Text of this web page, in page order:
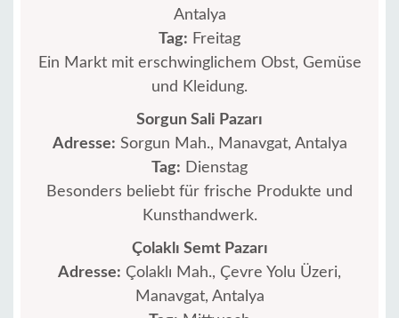
Antalya
Tag: Freitag
Ein Markt mit erschwinglichem Obst, Gemüse
und Kleidung.
Sorgun Sali Pazarı
Adresse: Sorgun Mah., Manavgat, Antalya
Tag: Dienstag
Besonders beliebt für frische Produkte und
Kunsthandwerk.
Çolaklı Semt Pazarı
Adresse: Çolaklı Mah., Çevre Yolu Üzeri,
Manavgat, Antalya